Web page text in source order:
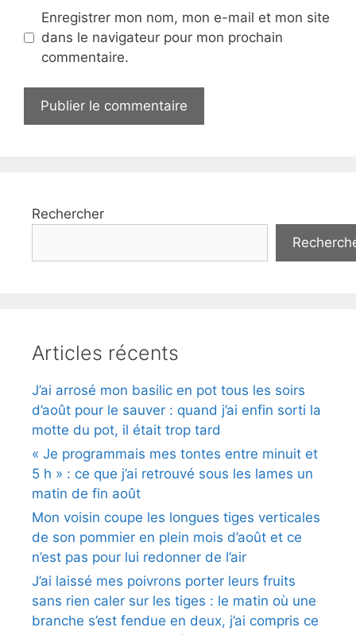
Enregistrer mon nom, mon e-mail et mon site
dans le navigateur pour mon prochain
commentaire.
Rechercher
Articles récents
J’ai arrosé mon basilic en pot tous les soirs
d’août pour le sauver : quand j’ai enfin sorti la
motte du pot, il était trop tard
« Je programmais mes tontes entre minuit et
5 h » : ce que j’ai retrouvé sous les lames un
matin de fin août
Mon voisin coupe les longues tiges verticales
de son pommier en plein mois d’août et ce
n’est pas pour lui redonner de l’air
J’ai laissé mes poivrons porter leurs fruits
sans rien caler sur les tiges : le matin où une
branche s’est fendue en deux, j’ai compris ce